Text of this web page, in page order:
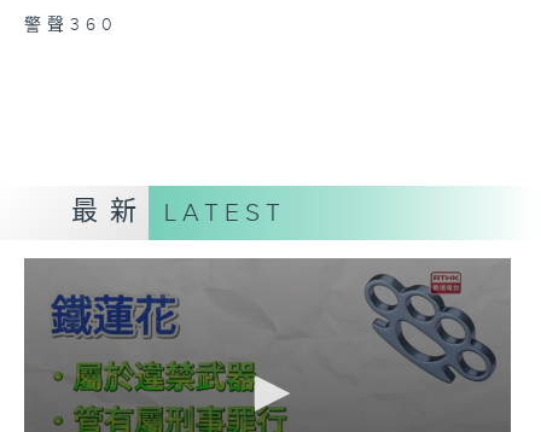
警聲360
最新 LATEST